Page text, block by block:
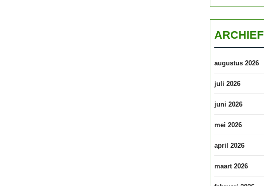
ARCHIEF
augustus 2026
juli 2026
juni 2026
mei 2026
april 2026
maart 2026